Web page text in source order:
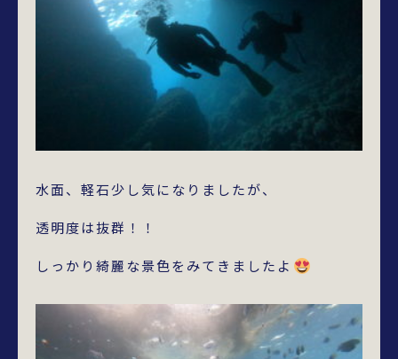
水面、軽石少し気になりましたが、
透明度は抜群！！
しっかり綺麗な景色をみてきましたよ